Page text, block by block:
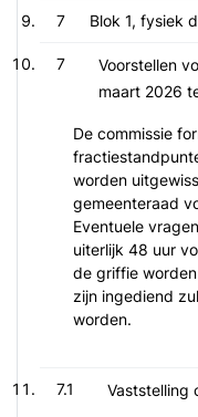
7 Blok 1, fysiek
7
Voorstellen
maart 2026
De commissie
worden
gemeenteraad
Eventuele
uiterlijk 48 uur
de griffie
zijn ingediend
worden.
7.1 Vaststelling